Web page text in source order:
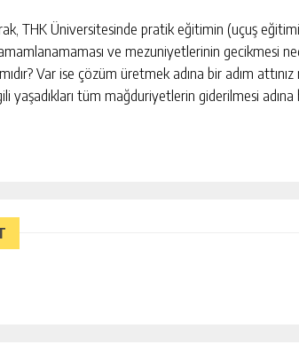
THK Üniversitesinde pratik eğitimin (uçuş
ve mezuniyetlerinin gecikmesi
Var ise çözüm üretmek adına bir adım attınız
tüm mağduriyetlerin giderilmesi adına